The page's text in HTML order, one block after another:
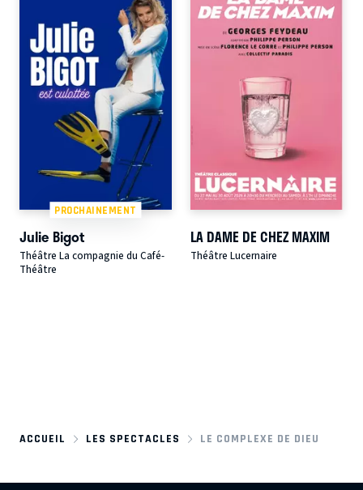
PROCHAINEMENT
Julie Bigot
Théâtre La compagnie du Café-
Théâtre
LA DAME DE CHEZ MAXIM
Théâtre Lucernaire
ACCUEIL LES SPECTACLES LE COMPLEXE DE DIEU